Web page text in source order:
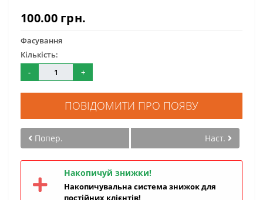
100.00 грн.
Фасування
Кількість:
-
+
ПОВІДОМИТИ ПРО ПОЯВУ
Попер. Наст.
Накопичуй знижки!
Накопичувальна система знижок для
постійних клієнтів!